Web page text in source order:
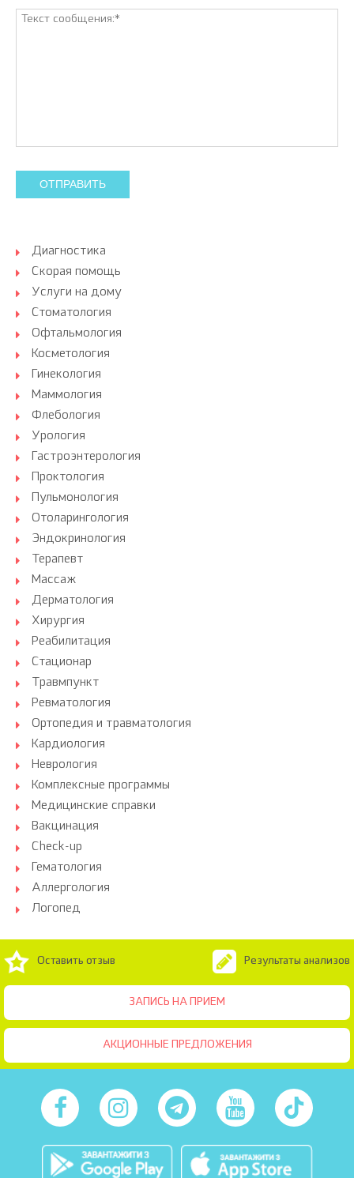
ОТПРАВИТЬ
Диагностика
Скорая помощь
Услуги на дому
Стоматология
Офтальмология
Косметология
Гинекология
Маммология
Флебология
Урология
Гастроэнтерология
Проктология
Пульмонология
Отоларингология
Эндокринология
Терапевт
Массаж
Дерматология
Хирургия
Реабилитация
Стационар
Травмпункт
Ревматология
Ортопедия и травматология
Кардиология
Неврология
Комплексные программы
Медицинские справки
Вакцинация
Check-up
Гематология
Аллергология
Логопед
ЗАПИСЬ НА ПРИЕМ
Оставить отзыв Результаты анализов
АКЦИОННЫЕ ПРЕДЛОЖЕНИЯ